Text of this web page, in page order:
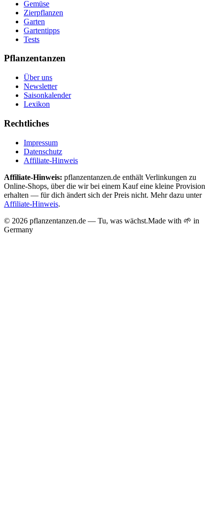
Gemüse
Zierpflanzen
Garten
Gartentipps
Tests
Pflanzentanzen
Über uns
Newsletter
Saisonkalender
Lexikon
Rechtliches
Impressum
Datenschutz
Affiliate-Hinweis
Affiliate-Hinweis: pflanzentanzen.de enthält Verlinkungen zu
Online-Shops, über die wir bei einem Kauf eine kleine Provision
erhalten — für dich ändert sich der Preis nicht. Mehr dazu unter
Affiliate-Hinweis.
© 2026 pflanzentanzen.de — Tu, was wächst.Made with 🌱 in
Germany